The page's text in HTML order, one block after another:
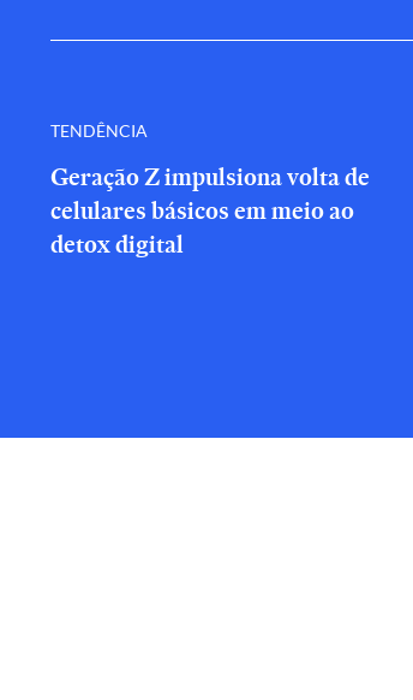
TENDÊNCIA
Geração Z impulsiona volta de
celulares básicos em meio ao
detox digital